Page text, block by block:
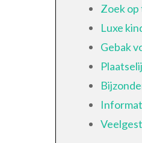
Zoek
Luxe
Gebak